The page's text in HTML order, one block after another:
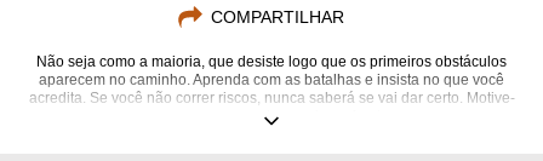
COMPARTILHAR
Não seja como a maioria, que desiste logo que os primeiros obstáculos
aparecem no caminho. Aprenda com as batalhas e insista no que você
acredita. Se você não correr riscos, nunca saberá se vai dar certo. Motive-
se e nunca pare de seguir em frente.